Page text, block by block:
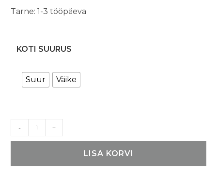
Tarne: 1-3 tööpäeva
KOTI SUURUS
Suur Väike
seljakott
- +
LISA KORVI